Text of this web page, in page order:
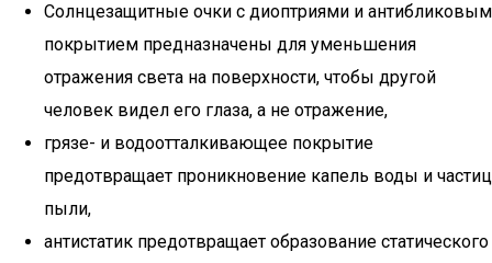
Солнцезащитные очки с диоптриями и антибликовым
покрытием предназначены для уменьшения
отражения света на поверхности, чтобы другой
человек видел его глаза, а не отражение,
грязе- и водоотталкивающее покрытие
предотвращает проникновение капель воды и частиц
пыли,
антистатик предотвращает образование статического